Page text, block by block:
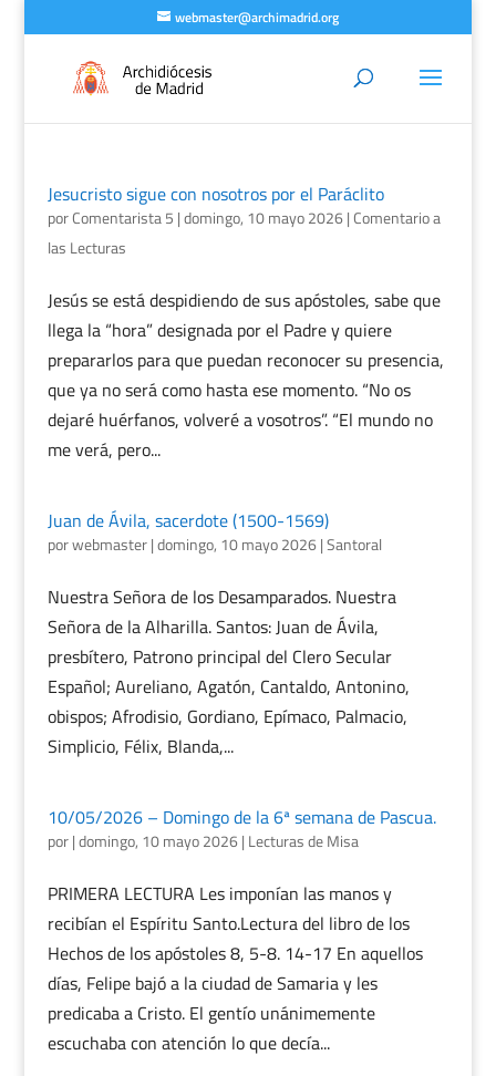
webmaster@archimadrid.org
Jesucristo sigue con nosotros por el Paráclito
porComentarista 5 |domingo, 10 mayo 2026|Comentario a
las Lecturas
Jesús se está despidiendo de sus apóstoles, sabe que
llega la “hora” designada por el Padre y quiere
prepararlos para que puedan reconocer su presencia,
que ya no será como hasta ese momento. “No os
dejaré huérfanos, volveré a vosotros”. “El mundo no
me verá, pero...
Juan de Ávila, sacerdote (1500-1569)
porwebmaster|domingo, 10 mayo 2026|Santoral
Nuestra Señora de los Desamparados. Nuestra
Señora de la Alharilla. Santos: Juan de Ávila,
presbítero, Patrono principal del Clero Secular
Español; Aureliano, Agatón, Cantaldo, Antonino,
obispos; Afrodisio, Gordiano, Epímaco, Palmacio,
Simplicio, Félix, Blanda,...
10/05/2026 – Domingo de la 6ª semana de Pascua.
por|domingo, 10 mayo 2026| Lecturas de Misa
PRIMERA LECTURA Les imponían las manos y
recibían el Espíritu Santo.Lectura del libro de los
Hechos de los apóstoles 8, 5-8. 14-17 En aquellos
días, Felipe bajó a la ciudad de Samaria y les
predicaba a Cristo. El gentío unánimemente
escuchaba con atención lo que decía...